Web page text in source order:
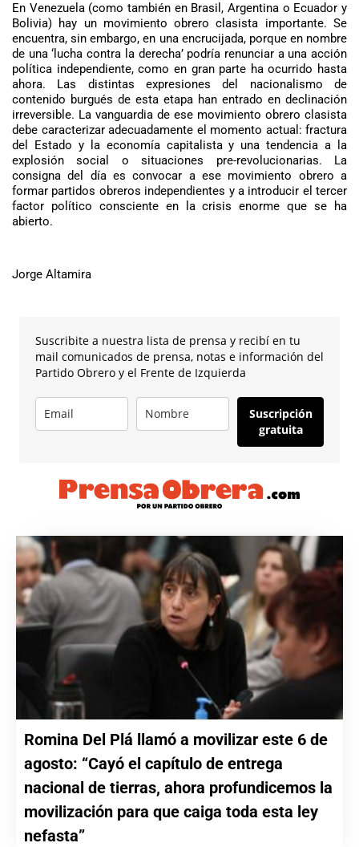
En Venezuela (como también en Brasil, Argentina o Ecuador y
Bolivia) hay un movimiento obrero clasista importante. Se
encuentra, sin embargo, en una encrucijada, porque en nombre
de una ‘lucha contra la derecha’ podría renunciar a una acción
política independiente, como en gran parte ha ocurrido hasta
ahora. Las distintas expresiones del nacionalismo de
contenido burgués de esta etapa han entrado en declinación
irreversible. La vanguardia de ese movimiento obrero clasista
debe caracterizar adecuadamente el momento actual: fractura
del Estado y la economía capitalista y una tendencia a la
explosión social o situaciones pre-revolucionarias. La
consigna del día es convocar a ese movimiento obrero a
formar partidos obreros independientes y a introducir el tercer
factor político consciente en la crisis enorme que se ha
abierto.
Jorge Altamira
Suscribite a nuestra lista de prensa y recibí en tu
mail comunicados de prensa, notas e información del
Partido Obrero y el Frente de Izquierda
Suscripción
gratuita
Romina Del Plá llamó a movilizar este 6 de
agosto: “Cayó el capítulo de entrega
nacional de tierras, ahora profundicemos la
movilización para que caiga toda esta ley
nefasta”